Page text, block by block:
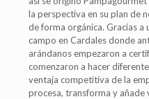
la perspectiva en su plan de
de forma orgánica. Gracias a
campo en Cardales donde
arándanos empezaron a
comenzaron a hacer
ventaja competitiva de la
procesa, transforma y añade